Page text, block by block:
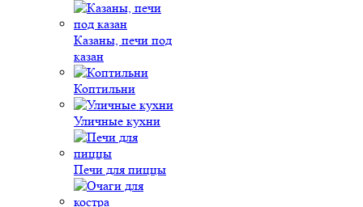
Казаны, печи под
казан
Коптильни
Уличные кухни
Печи для пиццы